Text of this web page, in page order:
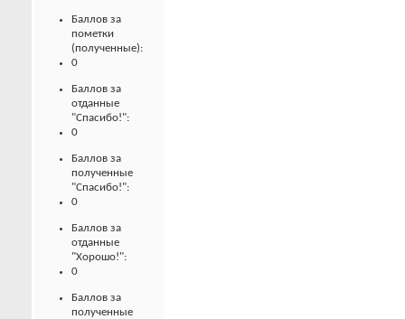
Баллов за
пометки
(полученные):
0
Баллов за
отданные
"Спасибо!":
0
Баллов за
полученные
"Спасибо!":
0
Баллов за
отданные
"Хорошо!":
0
Баллов за
полученные